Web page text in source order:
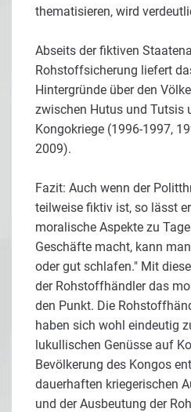
thematisieren, wird
Abseits der fiktiven
Rohstoffsicherung liefert
Hintergründe über den
zwischen Hutus und Tutsis
Kongokriege (1996-1997,
2009).
Fazit: Auch wenn der
teilweise fiktiv ist, so lässt
moralische Aspekte zu
Geschäfte macht, kann
oder gut schlafen." Mit
der Rohstoffhändler das
den Punkt. Die
haben sich wohl eindeutig
lukullischen Genüsse auf
Bevölkerung des Kongos
dauerhaften kriegerischen
und der Ausbeutung der